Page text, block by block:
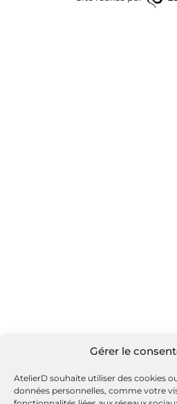
Gérer le
AtelierD souhaite utiliser des cookies
données personnelles, comme votre